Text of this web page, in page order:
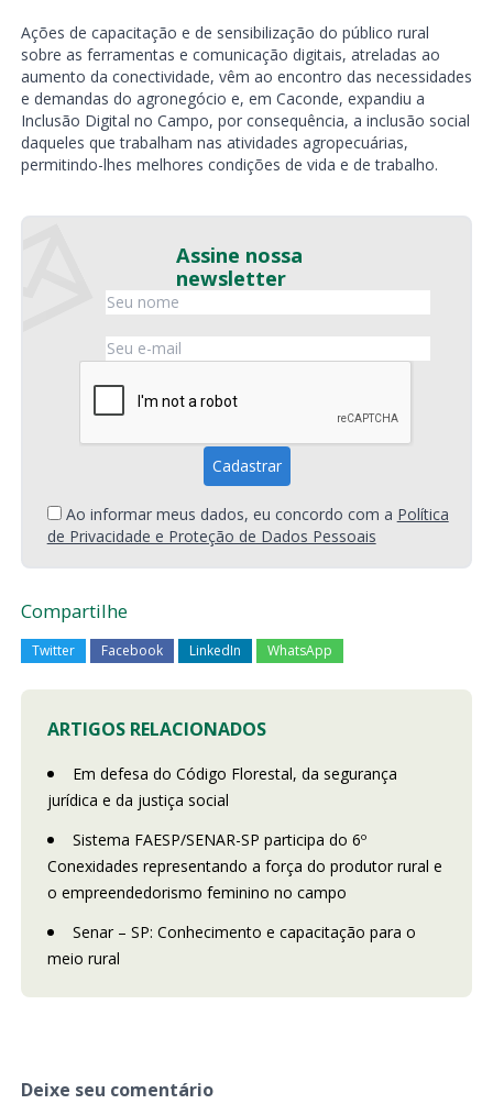
Ações de capacitação e de sensibilização do público rural
sobre as ferramentas e comunicação digitais, atreladas ao
aumento da conectividade, vêm ao encontro das necessidades
e demandas do agronegócio e, em Caconde, expandiu a
Inclusão Digital no Campo, por consequência, a inclusão social
daqueles que trabalham nas atividades agropecuárias,
permitindo-lhes melhores condições de vida e de trabalho.
Assine nossa
newsletter
Ao informar meus dados, eu concordo com a Política
de Privacidade e Proteção de Dados Pessoais
Compartilhe
Twitter Facebook LinkedIn WhatsApp
ARTIGOS RELACIONADOS
Em defesa do Código Florestal, da segurança
jurídica e da justiça social
Sistema FAESP/SENAR-SP participa do 6º
Conexidades representando a força do produtor rural e
o empreendedorismo feminino no campo
Senar – SP: Conhecimento e capacitação para o
meio rural
Deixe seu comentário